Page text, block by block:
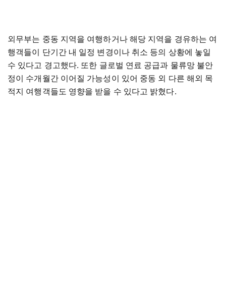
외무부는 중동 지역을 여행하거나 해당 지역을 경유하는 여
행객들이 단기간 내 일정 변경이나 취소 등의 상황에 놓일
수 있다고 경고했다. 또한 글로벌 연료 공급과 물류망 불안
정이 수개월간 이어질 가능성이 있어 중동 외 다른 해외 목
적지 여행객들도 영향을 받을 수 있다고 밝혔다.